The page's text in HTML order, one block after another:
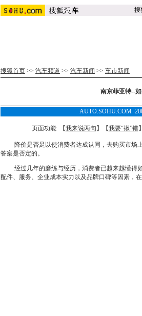
搜
搜狐首页 >> 汽车频道 >> 汽车新闻 >> 车市新闻
南京菲亚特--
AUTO.SOHU.COM
页面功能 【我来说两句 】【我要“揪”错
降价是否足以使消费者达成认同，去购买市场上
答案是否定的。
经过几年的磨练与经历，消费者已越来越懂得如
配件、服务、企业成本实力以及品牌口碑等因素，